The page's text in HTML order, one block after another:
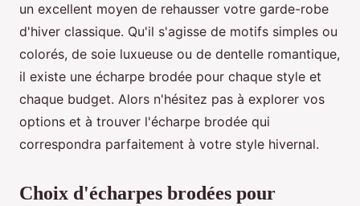
un excellent moyen de rehausser votre garde-robe
d'hiver classique. Qu'il s'agisse de motifs simples ou
colorés, de soie luxueuse ou de dentelle romantique,
il existe une écharpe brodée pour chaque style et
chaque budget. Alors n'hésitez pas à explorer vos
options et à trouver l'écharpe brodée qui
correspondra parfaitement à votre style hivernal.
Choix d'écharpes brodées pour